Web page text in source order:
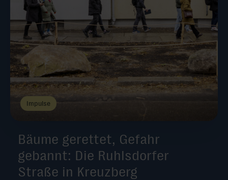
Bäume gerettet, Gefahr
gebannt: Die Ruhlsdorfer
Straße in Kreuzberg
Impulse